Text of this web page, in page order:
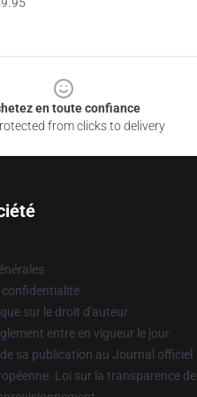
en toute confiance
from clicks to delivery
confidentialité
sur le droit d'auteur
entre en vigueur le jour
sa publication au Journal officiel
Loi sur la transparence de